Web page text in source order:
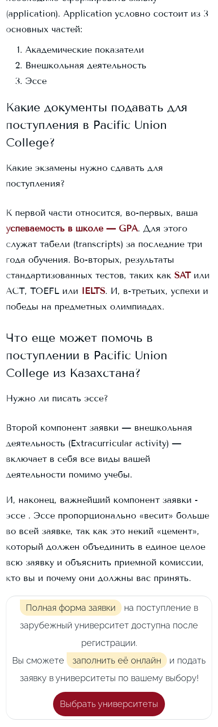
(application). Application условно состоит из 3
основных частей:
Академические показатели
Внешкольная деятельность
Эссе
Какие документы подавать для
поступления в Pacific Union
College?
Какие экзамены нужно сдавать для
поступления?
К первой части относится, во-первых, ваша
успеваемость в школе — GPA. Для этого
служат табели (transcripts) за последние три
года обучения. Во-вторых, результаты
стандартизованных тестов, таких как SAT или
ACT, TOEFL или IELTS. И, в-третьих, успехи и
победы на предметных олимпиадах.
Что еще может помочь в
поступлении в Pacific Union
College из Казахстана?
Нужно ли писать эссе?
Второй компонент заявки — внешкольная
деятельность (Extracurricular activity) —
включает в себя все виды вашей
деятельности помимо учебы.
И, наконец, важнейший компонент заявки -
эссе . Эссе пропорционально «весит» больше
во всей заявке, так как это некий «цемент»,
который должен объединить в единое целое
всю заявку и объяснить приемной комиссии,
кто вы и почему они должны вас принять.
Полная форма заявки
на поступление в
зарубежный университет доступна после
регистрации.
Вы сможете
заполнить её онлайн
и подать
заявку в университеты по вашему выбору!
Выбрать университеты